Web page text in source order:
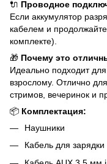
🔌 Проводное
Если аккумулятор
кабелем и
комплекте).
🎁 Почему это
Идеально подходит
взрослому. Отлично
стримов, вечеринок и
📦 Комплектация:
Наушники
Кабель для